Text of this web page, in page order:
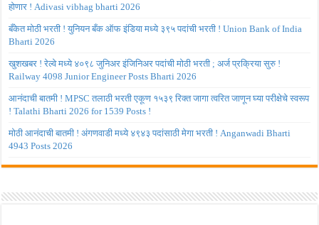
होणार ! Adivasi vibhag bharti 2026
बँकेत मोठी भरती ! युनियन बँक ऑफ इंडिया मध्ये ३९५ पदांची भरती ! Union Bank of India
Bharti 2026
खुशखबर ! रेल्वे मध्ये ४०९८ जुनिअर इंजिनिअर पदांची मोठी भरती ; अर्ज प्रक्रिया सुरु !
Railway 4098 Junior Engineer Posts Bharti 2026
आनंदाची बातमी ! MPSC तलाठी भरती एकूण १५३९ रिक्त जागा त्वरित जाणून घ्या परीक्षेचे स्वरूप
! Talathi Bharti 2026 for 1539 Posts !
मोठी आनंदाची बातमी ! अंगणवाडी मध्ये ४९४३ पदांसाठी मेगा भरती ! Anganwadi Bharti
4943 Posts 2026